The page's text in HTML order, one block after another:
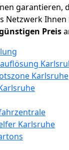
garantieren,
Netzwerk Ihnen
Preis
Karlsruhe
Karlsruhe